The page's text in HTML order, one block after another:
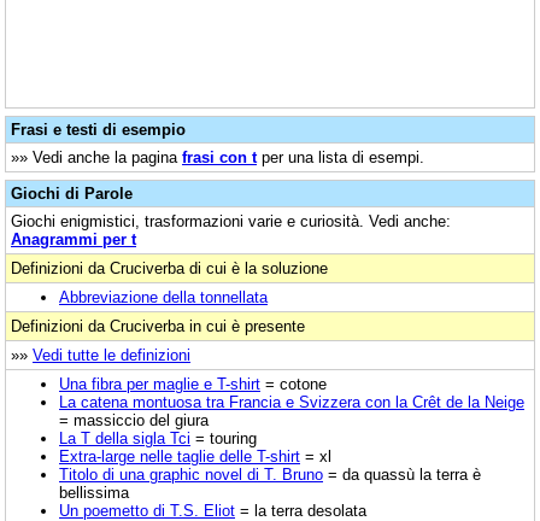
Frasi e testi di esempio
»» Vedi anche la pagina frasi con tper una lista di esempi.
Giochi di Parole
Giochi enigmistici, trasformazioni varie e curiosità. Vedi anche:
Anagrammi per t
Definizioni da Cruciverba di cui è la soluzione
Abbreviazione della tonnellata
Definizioni da Cruciverba in cui è presente
»» Vedi tutte le definizioni
Una fibra per maglie e T-shirt = cotone
La catena montuosa tra Francia e Svizzera con la Crêt de la Neige
= massiccio del giura
La T della sigla Tci = touring
Extra-large nelle taglie delle T-shirt = xl
Titolo di una graphic novel di T. Bruno = da quassù la terra è
bellissima
Un poemetto di T.S. Eliot = la terra desolata